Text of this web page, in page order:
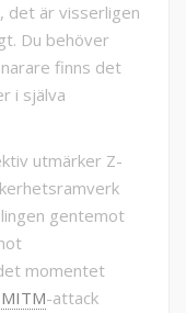
det är visserligen
Du behöver
finns det
i själva
utmärker Z-
gentemot
momentet
MITM-attack